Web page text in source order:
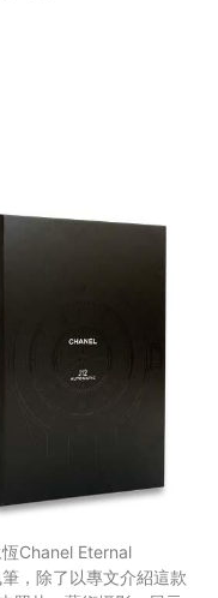
Chanel Eternal
，除了以專文介紹這款